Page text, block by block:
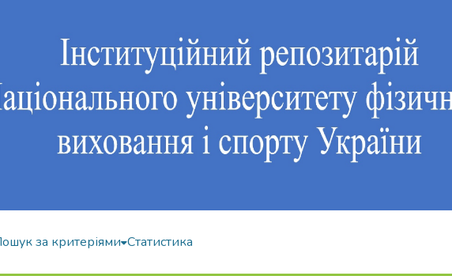
за критеріями Статистика